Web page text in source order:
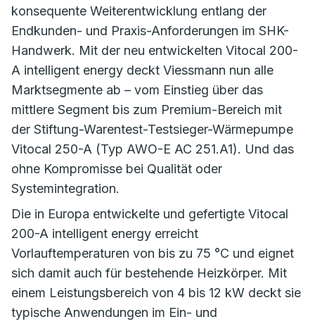
konsequente Weiterentwicklung entlang der
Endkunden- und Praxis-Anforderungen im SHK-
Handwerk. Mit der neu entwickelten Vitocal 200-
A intelligent energy deckt Viessmann nun alle
Marktsegmente ab – vom Einstieg über das
mittlere Segment bis zum Premium-Bereich mit
der Stiftung-Warentest-Testsieger-Wärmepumpe
Vitocal 250-A (Typ AWO-E AC 251.A1). Und das
ohne Kompromisse bei Qualität oder
Systemintegration.
Die in Europa entwickelte und gefertigte Vitocal
200-A intelligent energy erreicht
Vorlauftemperaturen von bis zu 75 °C und eignet
sich damit auch für bestehende Heizkörper. Mit
einem Leistungsbereich von 4 bis 12 kW deckt sie
typische Anwendungen im Ein- und